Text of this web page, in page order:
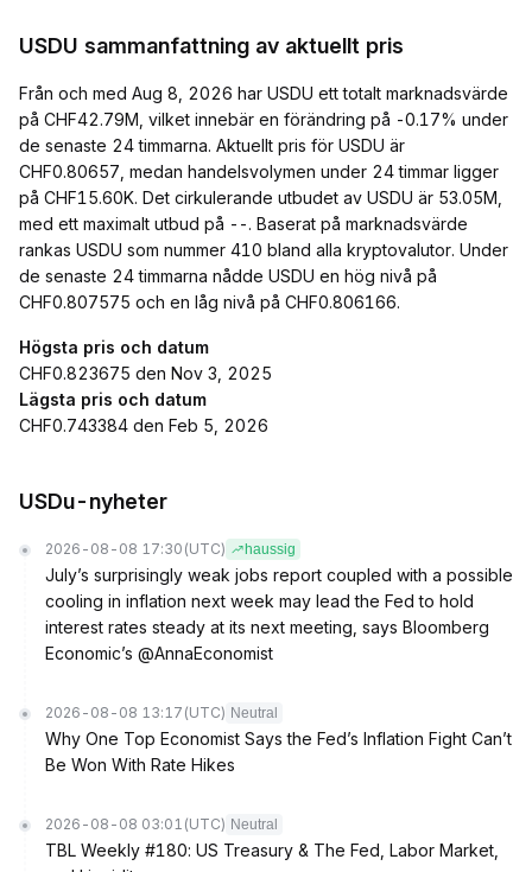
USDU sammanfattning av aktuellt pris
Från och med Aug 8, 2026 har USDU ett totalt marknadsvärde
på CHF42.79M, vilket innebär en förändring på -0.17% under
de senaste 24 timmarna. Aktuellt pris för USDU är
CHF0.80657, medan handelsvolymen under 24 timmar ligger
på CHF15.60K. Det cirkulerande utbudet av USDU är 53.05M,
med ett maximalt utbud på --. Baserat på marknadsvärde
rankas USDU som nummer 410 bland alla kryptovalutor. Under
de senaste 24 timmarna nådde USDU en hög nivå på
CHF0.807575 och en låg nivå på CHF0.806166.
Högsta pris och datum
CHF0.823675 den Nov 3, 2025
Lägsta pris och datum
CHF0.743384 den Feb 5, 2026
USDu-nyheter
2026-08-08 17:30 (UTC) haussig
July’s surprisingly weak jobs report coupled with a possible
cooling in inflation next week may lead the Fed to hold
interest rates steady at its next meeting, says Bloomberg
Economic’s @AnnaEconomist
2026-08-08 13:17 (UTC) Neutral
Why One Top Economist Says the Fed’s Inflation Fight Can’t
Be Won With Rate Hikes
2026-08-08 03:01 (UTC) Neutral
TBL Weekly #180: US Treasury & The Fed, Labor Market,